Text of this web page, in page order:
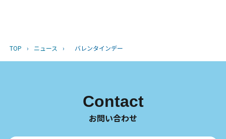
TOP › ニュース › バレンタインデー
Contact
お問い合わせ